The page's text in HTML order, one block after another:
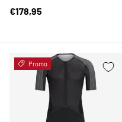
Precio normal
€178,95
Promo